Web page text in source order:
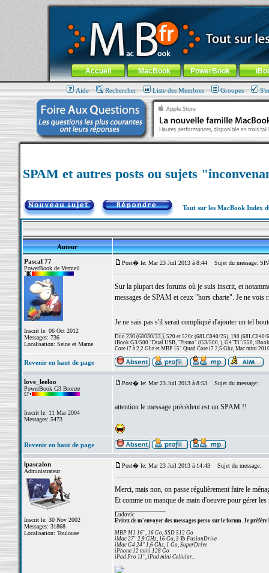
MacBook-fr.com : 100% Apple... 100% nomade !
Aller au contenu-Aller au menu général-Aller au menu de
Menu général
Accueil MacBook PowerBook
Aide Rechercher Liste des Membres Groupes
SPAM et autres posts ou sujets
Tout sur les MacBook Index
Auteur
Pascal 77
PowerBook de Vermeil
Inscrit le: 06 Oct 2012
Messages: 736
Localisation: Seine et Marne
Post� le: Mar 23 Juil 2013 à 8:44 Sujet du message:
Sur la plupart des forums où je suis inscrit, et
messages de SPAM et ceux "hors charte". Je ne vois
Je ne sais pas s'il serait compliqué d'ajouter un tel
Duo 230 (68030/33,), 520 et 520c (68LC040/25), 190 (68LC040/
iBook G3/500 "Dual USB, "Pismo" (G3/500, ), G4"Ti"/550,
Core i7 à 2,2 Ghz et MBP 15" Quad Core i7 2,5 Ghz, Mac mini
Revenir en haut de page
love_leeloo
PowerBook G3 Bronze
Inscrit le: 11 Mar 2004
Messages: 5473
Post� le: Mar 23 Juil 2013 à 8:53 Sujet du message:
attention le message précédent est un SPAM !!
Revenir en haut de page
lpascalon
Administrateur
Inscrit le: 30 Nov 2002
Messages: 31868
Localisation: Toulouse
Post� le: Mar 23 Juil 2013 à 14:43 Sujet du message:
Merci, mais non, on passe régulièrement faire le
Et comme on manque de main d'oeuvre pour gérer
Ludovic
Evitez de m'envoyer des messages perso sur le forum. Je préfère
MBP M1 16", 16 Go, SSD 512 Go
iMac 27" 2,9 GHz, 16 Go, 3 To FusionDrive
iMac G4 24" 1,6 Ghz, 1 Go, SuperDrive
iPhone 12 mini 128 Go
iPad Pro 11", iPad mini Cellular...